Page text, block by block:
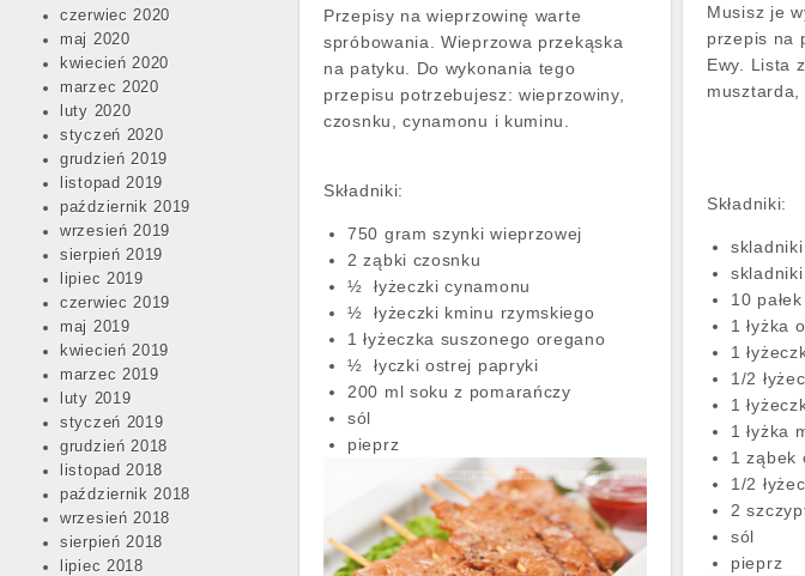
czerwiec 2020
maj 2020
kwiecień 2020
marzec 2020
luty 2020
styczeń 2020
grudzień 2019
listopad 2019
październik 2019
wrzesień 2019
sierpień 2019
lipiec 2019
czerwiec 2019
maj 2019
kwiecień 2019
marzec 2019
luty 2019
styczeń 2019
grudzień 2018
listopad 2018
październik 2018
wrzesień 2018
sierpień 2018
lipiec 2018
Przepisy na wieprzowinę warte
spróbowania. Wieprzowa przekąska
na patyku. Do wykonania tego
przepisu potrzebujesz: wieprzowiny,
czosnku, cynamonu i kuminu.
Składniki:
750 gram szynki wieprzowej
2 ząbki czosnku
½ łyżeczki cynamonu
½ łyżeczki kminu rzymskiego
1 łyżeczka suszonego oregano
½ łyczki ostrej papryki
200 ml soku z pomarańczy
sól
pieprz
Musisz je
przepis na
Ewy. Lista
musztarda,
Składniki:
10
1 łyżka
1
1/2
1
1 łyżka
1 ząbek
1/2
2
sól
pieprz